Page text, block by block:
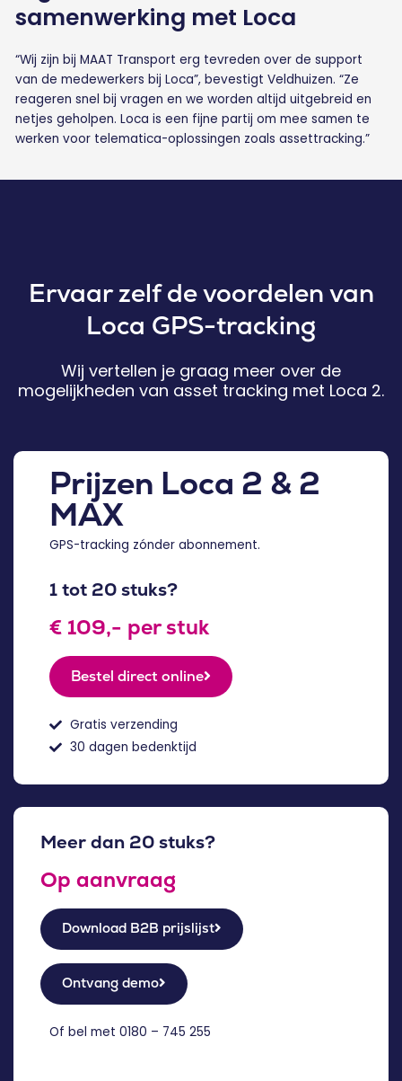
samenwerking met Loca
“Wij zijn bij MAAT Transport erg tevreden over de support
van de medewerkers bij Loca”, bevestigt Veldhuizen. “Ze
reageren snel bij vragen en we worden altijd uitgebreid en
netjes geholpen. Loca is een fijne partij om mee samen te
werken voor telematica-oplossingen zoals assettracking.”
Ervaar zelf de voordelen van
Loca GPS-tracking
Wij vertellen je graag meer over de
mogelijkheden van asset tracking met Loca 2.
Prijzen Loca 2 & 2
MAX
GPS-tracking zónder abonnement.
1 tot 20 stuks?
€ 109,- per stuk
Bestel direct online
Gratis verzending
30 dagen bedenktijd
Meer dan 20 stuks?
Op aanvraag
Download B2B prijslijst
Ontvang demo
Of bel met 0180 – 745 255